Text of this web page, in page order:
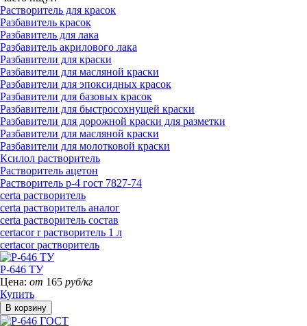
Растворитель для красок
Разбавитель красок
Разбавитель для лака
Разбавитель акрилового лака
Разбавители для краски
Разбавители для масляной краски
Разбавители для эпоксидных красок
Разбавители для базовых красок
Разбавители для быстросохнущей краски
Разбавители для дорожной краски для разметки
Разбавители для масляной краски
Разбавители для молотковой краски
Ксилол растворитель
Растворитель ацетон
Растворитель р-4 гост 7827-74
certa растворитель
certa растворитель аналог
certa растворитель состав
certacor r растворитель 1 л
certacor растворитель
Р-646 ТУ
Цена: от 165 руб/кг
Купить